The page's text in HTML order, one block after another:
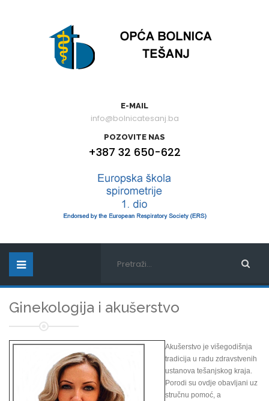
E-MAIL
info@bolnicatesanj.ba
POZOVITE NAS
+387 32 650-622
Ginekologija i akušerstvo
Akušerstvo je višegodišnja
tradicija u radu zdravstvenih
ustanova tešanjskog kraja.
Porodi su ovdje obavljani uz
stručnu pomoć, a